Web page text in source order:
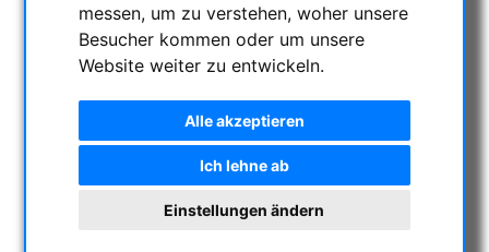
messen, um zu verstehen, woher unsere
Besucher kommen oder um unsere
Website weiter zu entwickeln.
Alle akzeptieren
Ich lehne ab
Einstellungen ändern